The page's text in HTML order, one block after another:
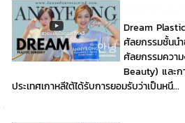
Dream
ศัลยกรรมชั้นน
ศัลยกรรมควา
Beauty) และ
ประเทศเกาหลีใต้ได้รับการยอมรับว่าเป็นหนึ...